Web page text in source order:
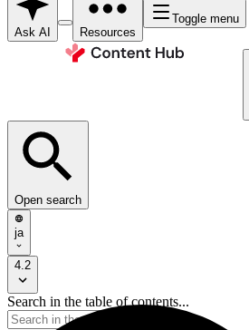
Ask AI Resources
Toggle menu
Open search
ja
4.2
Search in the table of contents...